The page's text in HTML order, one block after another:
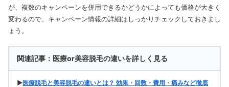
が、複数のキャンペーンを併用できるかどうかによっても価格が大きく
変わるので、キャンペーン情報の詳細はしっかりチェックしておきまし
ょう。
関連記事：医療or美容脱毛の違いを詳しく見る
▶医療脱毛と美容脱毛の違いとは？ 効果・回数・費用・痛みなど徹底